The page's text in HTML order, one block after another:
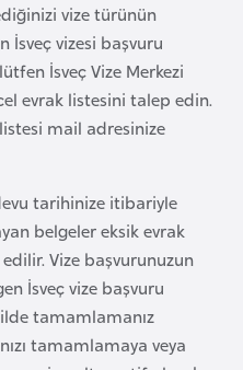
vize türünün
İsveç vizesi başvuru
İsveç Vize Merkezi
evrak listesini talep edin.
mail adresinize
tarihinize itibariyle
belgeler eksik evrak
Vize başvurunuzun
İsveç vize başvuru
tamamlamanız
tamamlamaya veya